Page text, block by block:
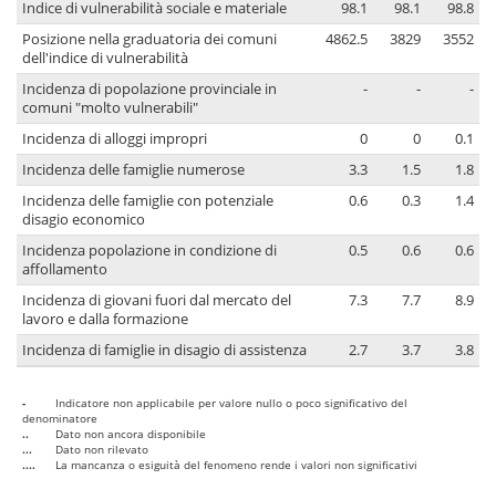
Indice di vulnerabilità sociale e materiale 98.1 98.1
98.8
Posizione nella graduatoria dei comuni
dell'indice di vulnerabilità
4862.5 3829 3552
Incidenza di popolazione provinciale in
comuni "molto vulnerabili"
- - -
Incidenza di alloggi impropri 0 0
0.1
Incidenza delle famiglie numerose
3.3 1.5
1.8
Incidenza delle famiglie con potenziale
disagio economico
0.6 0.3 1.4
Incidenza popolazione in condizione di
affollamento
0.5 0.6 0.6
Incidenza di giovani fuori dal mercato del
lavoro e dalla formazione
7.3 7.7 8.9
Incidenza di famiglie in disagio di assistenza 2.7 3.7 3.8
-
Indicatore non applicabile per valore nullo o poco significativo del
denominatore
..
Dato non ancora disponibile
...
Dato non rilevato
....
La mancanza o esiguità del fenomeno rende i valori non significativi